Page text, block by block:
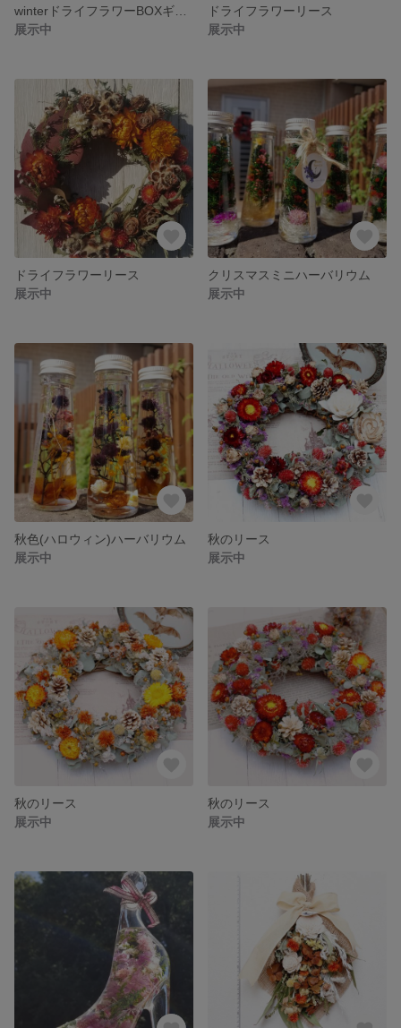
展示中
ドライフラワーリース
展示中
ドライフラワーリース
展示中
クリスマスミニハーバリウム
展示中
秋色(ハロウィン)ハーバリウム
展示中
秋のリース
展示中
秋のリース
展示中
秋のリース
展示中